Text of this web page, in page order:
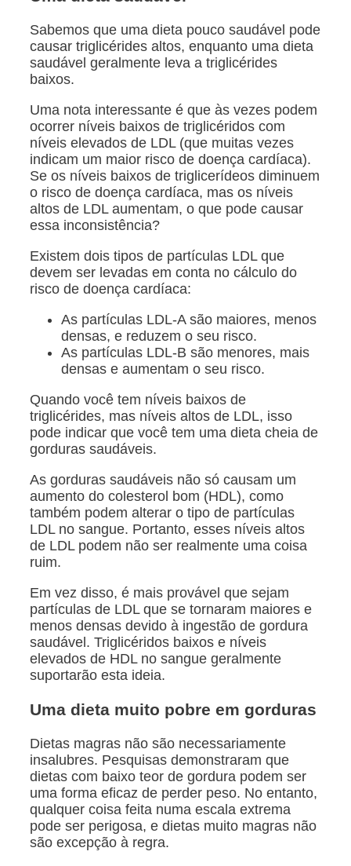
Sabemos que uma dieta pouco saudável pode
causar triglicérides altos, enquanto uma dieta
saudável geralmente leva a triglicérides
baixos.
Uma nota interessante é que às vezes podem
ocorrer níveis baixos de triglicéridos com
níveis elevados de LDL (que muitas vezes
indicam um maior risco de doença cardíaca).
Se os níveis baixos de triglicerídeos diminuem
o risco de doença cardíaca, mas os níveis
altos de LDL aumentam, o que pode causar
essa inconsistência?
Existem dois tipos de partículas LDL que
devem ser levadas em conta no cálculo do
risco de doença cardíaca:
As partículas LDL-A são maiores, menos
densas, e reduzem o seu risco.
As partículas LDL-B são menores, mais
densas e aumentam o seu risco.
Quando você tem níveis baixos de
triglicérides, mas níveis altos de LDL, isso
pode indicar que você tem uma dieta cheia de
gorduras saudáveis.
As gorduras saudáveis não só causam um
aumento do colesterol bom (HDL), como
também podem alterar o tipo de partículas
LDL no sangue. Portanto, esses níveis altos
de LDL podem não ser realmente uma coisa
ruim.
Em vez disso, é mais provável que sejam
partículas de LDL que se tornaram maiores e
menos densas devido à ingestão de gordura
saudável. Triglicéridos baixos e níveis
elevados de HDL no sangue geralmente
suportarão esta ideia.
Uma dieta muito pobre em gorduras
Dietas magras não são necessariamente
insalubres. Pesquisas demonstraram que
dietas com baixo teor de gordura podem ser
uma forma eficaz de perder peso. No entanto,
qualquer coisa feita numa escala extrema
pode ser perigosa, e dietas muito magras não
são excepção à regra.